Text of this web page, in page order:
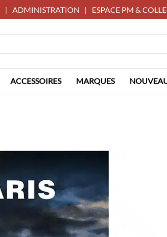
| ADMINISTRATION | ESPACE PM &
ACCESSOIRES MARQUES